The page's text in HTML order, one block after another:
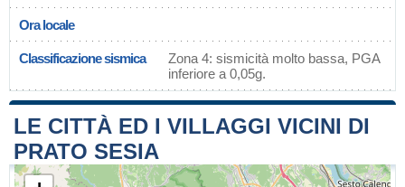
Ora locale
Classificazione sismica
Zona 4: sismicità molto bassa, PGA
inferiore a 0,05g.
LE CITTÀ ED I VILLAGGI VICINI DI
PRATO SESIA